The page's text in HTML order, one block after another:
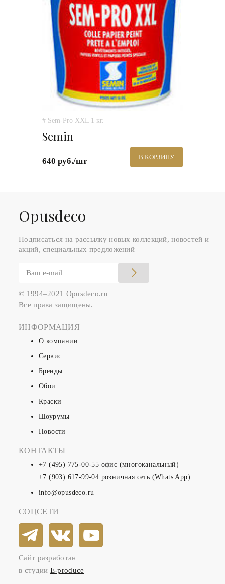
# Sem-Pro XXL 1 кг.
Semin
640 руб./шт В КОРЗИНУ
Оpusdeco
Подписаться на рассылку новых коллекций, новостей и
акций, специальных предложений
© 1994–2021 Opusdeco.ru
Все права защищены.
ИНФОРМАЦИЯ
О компании
Сервис
Бренды
Обои
Краски
Шоурумы
Новости
КОНТАКТЫ
+7 (495) 775-00-55 офис (многоканальный)
+7 (903) 617-99-04 розничная сеть (Whats App)
info@opusdeco.ru
СОЦСЕТИ
Сайт разработан
в студии E-produce